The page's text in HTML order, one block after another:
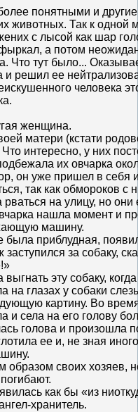
понятными и
животных. Так к одной
с лысой как шар
а потом
Что тут было...
решил ее
человека
женщина.
матери (кстати
интересно, у них
их овчарка
он уже пришел в себя
так как обмороков с
рваться на улицу, но
нашла момент и
машину.
была приблудная,
за собаку,
эту собаку,
на глазах у собаки
картину. Во
и села на его голову
голова и произошла
ее и, не зная
образом своих хозяев,
как бы «из
хранитель.